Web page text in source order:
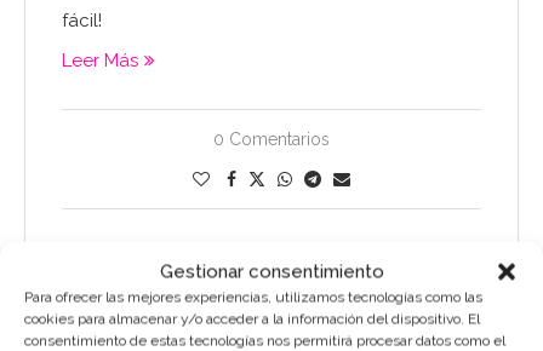
Gestionar consentimiento
Para ofrecer las mejores experiencias, utilizamos tecnologías como las
cookies para almacenar y/o acceder a la información del dispositivo. El
consentimiento de estas tecnologías nos permitirá procesar datos como el
fácil!
Leer Más
0 Comentarios
Blog Galeria Galletas